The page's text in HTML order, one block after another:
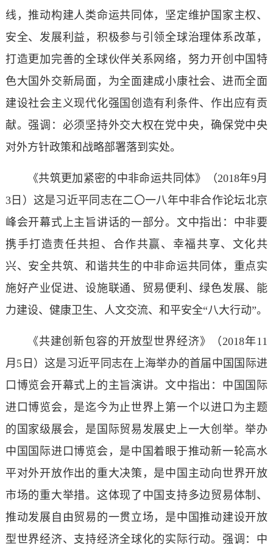
线，推动构建人类命运共同体，坚定维护国家主权、
安全、发展利益，积极参与引领全球治理体系改革，
打造更加完善的全球伙伴关系网络，努力开创中国特
色大国外交新局面，为全面建成小康社会、进而全面
建设社会主义现代化强国创造有利条件、作出应有贡
献。强调：必须坚持外交大权在党中央，确保党中央
对外方针政策和战略部署落到实处。
《共筑更加紧密的中非命运共同体》（2018年9月
3日）这是习近平同志在二〇一八年中非合作论坛北京
峰会开幕式上主旨讲话的一部分。文中指出：中非要
携手打造责任共担、合作共赢、幸福共享、文化共
兴、安全共筑、和谐共生的中非命运共同体，重点实
施好产业促进、设施联通、贸易便利、绿色发展、能
力建设、健康卫生、人文交流、和平安全“八大行动”。
《共建创新包容的开放型世界经济》（2018年11
月5日）这是习近平同志在上海举办的首届中国国际进
口博览会开幕式上的主旨演讲。文中指出：中国国际
进口博览会，是迄今为止世界上第一个以进口为主题
的国家级展会，是国际贸易发展史上一大创举。举办
中国国际进口博览会，是中国着眼于推动新一轮高水
平对外开放作出的重大决策，是中国主动向世界开放
市场的重大举措。这体现了中国支持多边贸易体制、
推动发展自由贸易的一贯立场，是中国推动建设开放
型世界经济、支持经济全球化的实际行动。强调：中